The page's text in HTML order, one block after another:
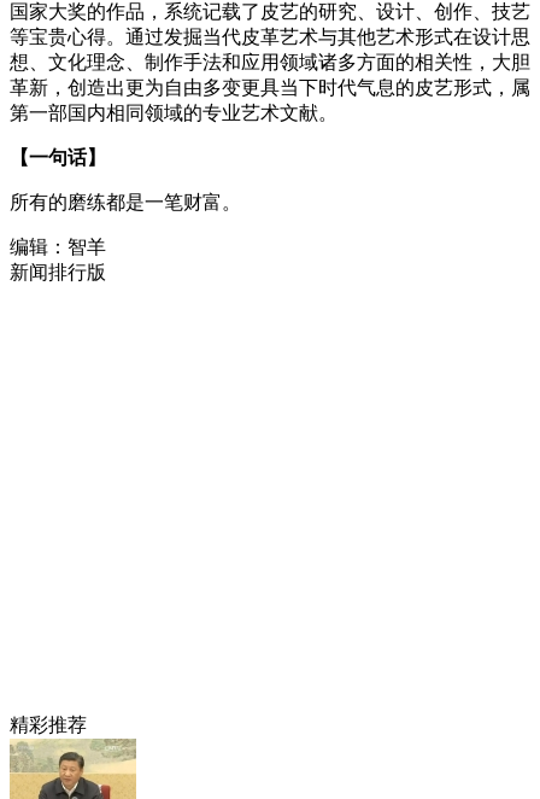
国家大奖的作品，系统记载了皮艺的研究、设计、创作、技艺
等宝贵心得。通过发掘当代皮革艺术与其他艺术形式在设计思
想、文化理念、制作手法和应用领域诸多方面的相关性，大胆
革新，创造出更为自由多变更具当下时代气息的皮艺形式，属
第一部国内相同领域的专业艺术文献。
【一句话】
所有的磨练都是一笔财富。
编辑：智羊
新闻排行版
精彩推荐